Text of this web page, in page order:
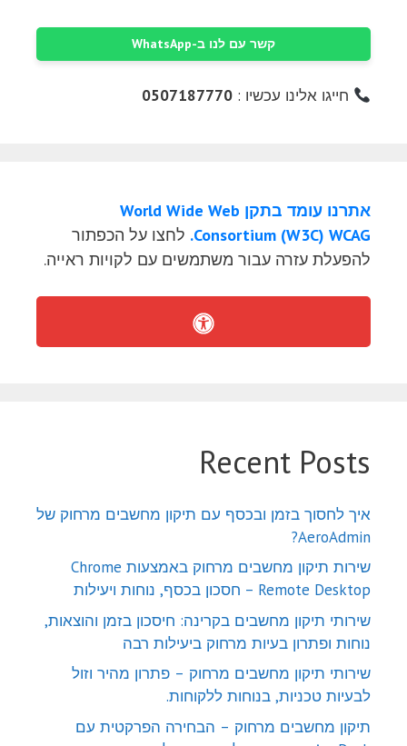
קשר עם לנו ב-WhatsApp
חייגו אלינו עכשיו :0507187770
אתרנו עומד בתקן World Wide Web
Consortium (W3C) WCAG. לחצו על הכפתור
להפעלת עזרה עבור משתמשים עם לקויות ראייה.
Recent Posts
איך לחסוך בזמן ובכסף עם תיקון מחשבים מרחוק של
AeroAdmin?
שירות תיקון מחשבים מרחוק באמצעות Chrome
Remote Desktop – חסכון בכסף, נוחות ויעילות
שירותי תיקון מחשבים בקרינה: חיסכון בזמן והוצאות,
נוחות ופתרון בעיות מרחוק ביעילות רבה
שירותי תיקון מחשבים מרחוק – פתרון מהיר וזול
לבעיות טכניות, בנוחות ללקוחות.
תיקון מחשבים מרחוק – הבחירה הפרקטית עם